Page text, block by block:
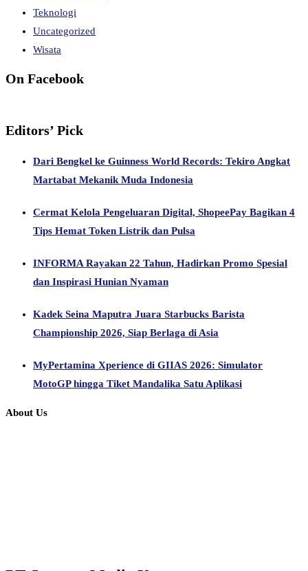
Teknologi
Uncategorized
Wisata
On Facebook
Editors’ Pick
Dari Bengkel ke Guinness World Records: Tekiro Angkat
Martabat Mekanik Muda Indonesia
Cermat Kelola Pengeluaran Digital, ShopeePay Bagikan 4
Tips Hemat Token Listrik dan Pulsa
INFORMA Rayakan 22 Tahun, Hadirkan Promo Spesial
dan Inspirasi Hunian Nyaman
Kadek Seina Maputra Juara Starbucks Barista
Championship 2026, Siap Berlaga di Asia
MyPertamina Xperience di GIIAS 2026: Simulator
MotoGP hingga Tiket Mandalika Satu Aplikasi
About Us